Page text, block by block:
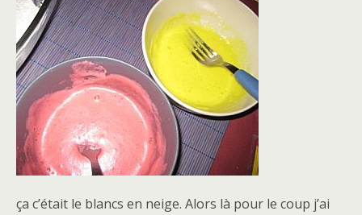
ça c’était le blancs en neige. Alors là pour le coup j’ai